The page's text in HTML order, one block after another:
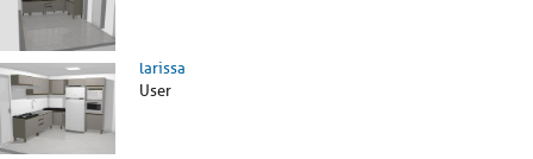
larissa
User